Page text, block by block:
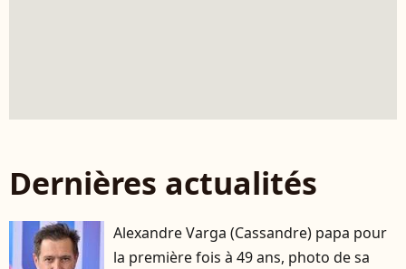
Dernières actualités
Alexandre Varga (Cassandre) papa pour
la première fois à 49 ans, photo de sa